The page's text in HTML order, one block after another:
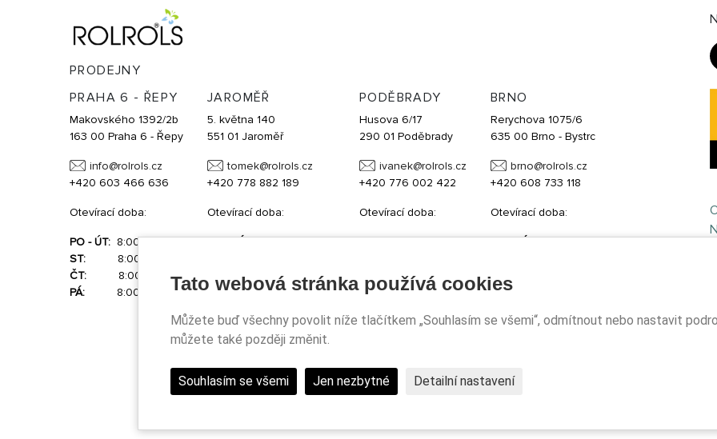
PRODEJNY
PRAHA 6 - ŘEPY
Makovského 1392/2b
163 00 Praha 6 - Řepy
info@rolrols.cz
+420 603 466 636
Otevírací doba:
PO - ÚT: 8:00 - 17:00
ST: 8:00 - 18:00
ČT: 8:00 - 17:00
PÁ: 8:00 - 16:00
JAROMĚŘ
5. května 140
551 01 Jaroměř
tomek@rolrols.cz
+420 778 882 189
Otevírací doba:
PO - PÁ:po tel. domluvě
PODĚBRADY
Husova 6/17
290 01 Poděbrady
ivanek@rolrols.cz
+420 776 002 422
Otevírací doba:
PO:9:00 - 17:00
9:00 - 17:00
BRNO
Rerychova 1075/6
635 00 Brno - Bystrc
brno@rolrols.cz
+420 608 733 118
Otevírací doba:
PO - PÁ:po tel. domluvě
plzen@
Tato webová stránka používá cookies
Můžete buď všechny povolit níže tlačítkem „Souhlasím se všemi“, odmítnout nebo nastavit
můžete také později změnit.
Souhlasím se všemi Jen nezbytné Detailní nastavení